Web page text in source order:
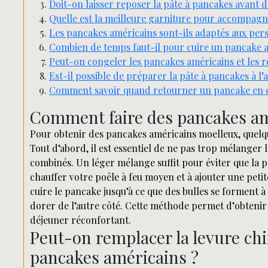
Doit-on laisser reposer la pâte à pancakes avant
Quelle est la meilleure garniture pour
Les pancakes américains sont-ils adaptés aux
Combien de temps faut-il pour cuire un pancake
Peut-on congeler les pancakes américains et les
Est-il possible de préparer la pâte à pancakes à
Comment savoir quand retourner un pancake en
Comment faire des pancakes
Pour obtenir des pancakes américains moelleux,
Tout d’abord, il est essentiel de ne pas trop
combinés. Un léger mélange suffit pour éviter que la
chauffer votre poêle à feu moyen et à ajouter une
cuire le pancake jusqu’à ce que des bulles se
dorer de l’autre côté. Cette méthode permet
déjeuner réconfortant.
Peut-on remplacer la levure
pancakes américains ?